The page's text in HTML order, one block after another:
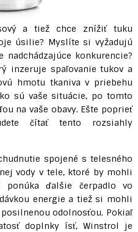
a tiež chce znížiť tuku
úsilie? Myslíte si vyžadujú
konkurencie?
inzeruje spaľovanie tukov a
hmotu tkaniva v priebehu
sú vaše situácie, po tomto
na vaše obavy. Ešte poprieť
čítať tento rozsiahly
spojené s telesného
vody v tele, ktoré by mohli
ponúka ďalšie čerpadlo vo
energie a tiež si mohli
odolnosťou. Pokiaľ
doplnky ísť, Winstrol je